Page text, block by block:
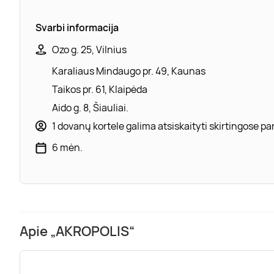
Svarbi informacija
Ozo g. 25, Vilnius
Karaliaus Mindaugo pr. 49, Kaunas
Taikos pr. 61, Klaipėda
Aido g. 8, Šiauliai.
1 dovanų kortele galima atsiskaityti skirtingose
6 mėn.
Apie „AKROPOLIS“